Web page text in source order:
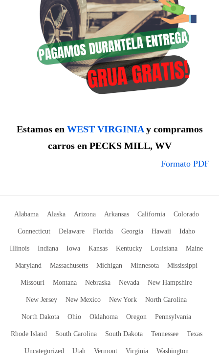
Estamos en WEST VIRGINIAy compramos
carros en PECKS MILL, WV
Formato PDF
Alabama Alaska Arizona Arkansas California Colorado
Connecticut Delaware Florida Georgia Hawaii Idaho
Illinois Indiana Iowa Kansas Kentucky Louisiana Maine
Maryland Massachusetts Michigan Minnesota Mississippi
Missouri Montana Nebraska Nevada New Hampshire
New Jersey New Mexico New York North Carolina
North Dakota Ohio Oklahoma Oregon Pennsylvania
Rhode Island South Carolina South Dakota Tennessee Texas
Uncategorized Utah Vermont Virginia Washington